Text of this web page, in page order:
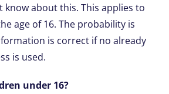
know about this. This applies to
age of 16. The probability is
is correct if no already
is used.
under 16?